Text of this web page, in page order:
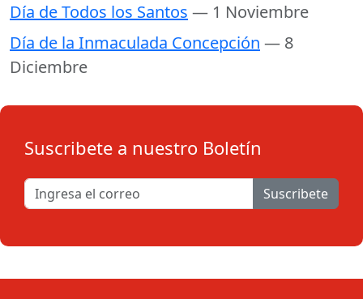
Día de Todos los Santos — 1 Noviembre
Día de la Inmaculada Concepción — 8
Diciembre
Suscribete a nuestro Boletín
Suscribete